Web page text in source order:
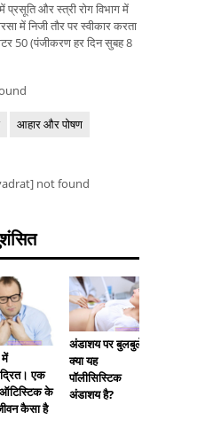
प्रसूति और स्त्री रोग विभाग में
में निजी तौर पर स्वीकार करता
50 (पंजीकरण हर दिन सुबह 8
आहार और पोषण
not found
में
एक
के
कैसा है
अंडाशय पर बुलबुले।
क्या यह
पॉलीसिस्टिक
अंडाशय है?